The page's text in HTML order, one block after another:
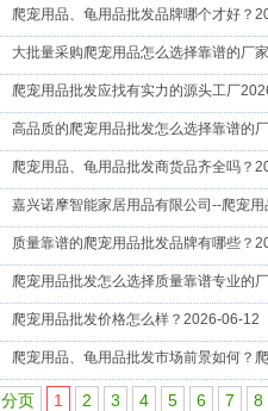
爬宠用品、龟用品批发品牌哪个才好？
大批量采购爬宠用品怎么选择靠谱的厂家
爬宠用品批发应找有实力的源头工厂
高品质的爬宠用品批发怎么选择靠谱的
爬宠用品、龟用品批发商货品齐全吗？
嘉兴诺摩智能家居用品有限公司--爬宠
质量靠谱的爬宠用品批发品牌有哪些？
爬宠用品批发怎么选择质量靠谱专业的
爬宠用品批发价格怎么样？ 2026-06-12
爬宠用品、龟用品批发市场前景如何？
分页 1 2 3 4 5 6 7 8